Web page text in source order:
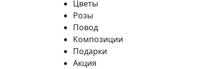
Цветы
Розы
Повод
Композиции
Подарки
Акция